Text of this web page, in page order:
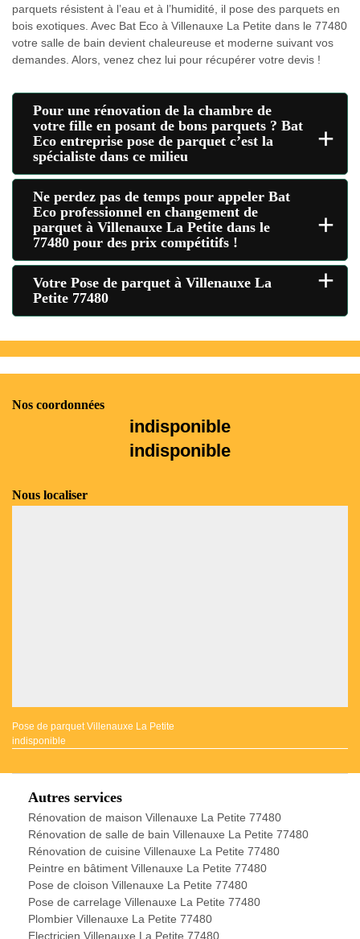
parquets résistent à l’eau et à l’humidité, il pose des parquets en
bois exotiques. Avec Bat Eco à Villenauxe La Petite dans le 77480
votre salle de bain devient chaleureuse et moderne suivant vos
demandes. Alors, venez chez lui pour récupérer votre devis !
Pour une rénovation de la chambre de
votre fille en posant de bons parquets ? Bat
Eco entreprise pose de parquet c’est la
spécialiste dans ce milieu
+
Ne perdez pas de temps pour appeler Bat
Eco professionnel en changement de
parquet à Villenauxe La Petite dans le
77480 pour des prix compétitifs !
+
Votre Pose de parquet à Villenauxe La
Petite 77480
+
Nos coordonnées
indisponible
indisponible
Nous localiser
Pose de parquet Villenauxe La Petite
indisponible
Autres services
Rénovation de maison Villenauxe La Petite 77480
Rénovation de salle de bain Villenauxe La Petite 77480
Rénovation de cuisine Villenauxe La Petite 77480
Peintre en bâtiment Villenauxe La Petite 77480
Pose de cloison Villenauxe La Petite 77480
Pose de carrelage Villenauxe La Petite 77480
Plombier Villenauxe La Petite 77480
Electricien Villenauxe La Petite 77480